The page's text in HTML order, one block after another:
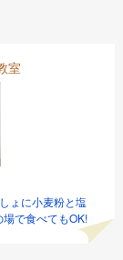
室
ょに小麦粉と塩
で食べてもOK!